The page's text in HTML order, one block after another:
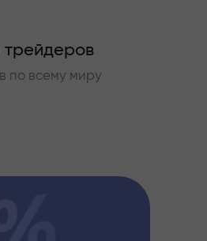
по всему миру